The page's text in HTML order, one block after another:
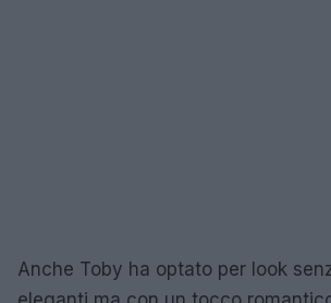
Anche Toby ha optato per look